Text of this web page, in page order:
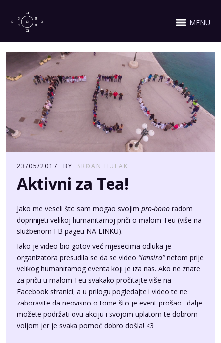
MENU
23/05/2017 BY SRĐAN HULAK
Aktivni za Tea!
Jako me veseli što sam mogao svojimpro-bono radom
doprinijeti velikoj humanitarnoj priči o malom Teu (više na
službenom FB pageu NA LINKU).
Iako je video bio gotov već mjesecima odluka je
organizatora presudila se da se video “lansira”netom prije
velikog humanitarnog eventa koji je iza nas. Ako ne znate
za priču u malom Teu svakako pročitajte više na
Facebook stranici, a u prilogu pogledajte i video te ne
zaboravite da neovisno o tome što je event prošao i dalje
možete podržati ovu akciju i svojom uplatom te dobrom
voljom jer je svaka pomoć dobro došla! <3